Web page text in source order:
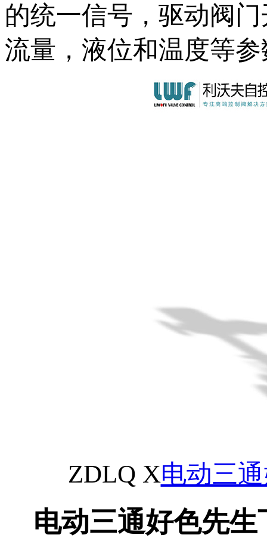
的统一信号，驱动阀
流量，液位和温度等参
ZDLQ X电动三
电动三通好色先